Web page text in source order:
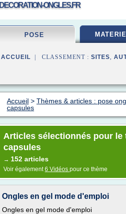
DECORATION-ONGLES.FR
POSE
ACCUEIL | CLASSEMENT : SITES,
Accueil > Thèmes & articles : pose
capsules
Articles sélectionnés pour le
capsules
→ 152 articles
Voir également6 Vidéos pour ce thème
Ongles en gel mode d'emploi
Ongles en gel mode d'emploi